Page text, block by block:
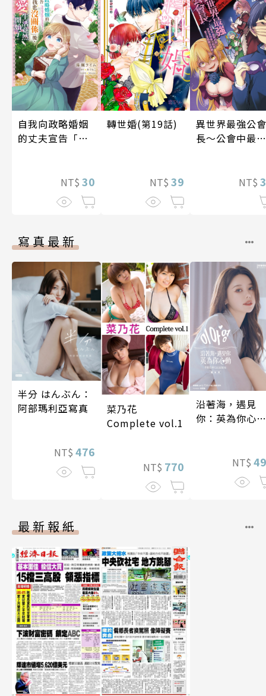
自我向政略婚姻
的丈夫宣告「不
然開始了 第8話
NT$ 30
轉世婚(第19話)
NT$ 39
異世界最強公會
長～公會中最弱
而無法辭職～
NT$
寫真最新
半分 はんぶん：
阿部瑪利亞寫真
NT$ 476
菜乃花
Complete vol.1
NT$ 770
沿著海，遇見
你：英為你心動
NT$
最新報紙